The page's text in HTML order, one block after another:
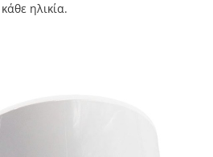
ηλικία.